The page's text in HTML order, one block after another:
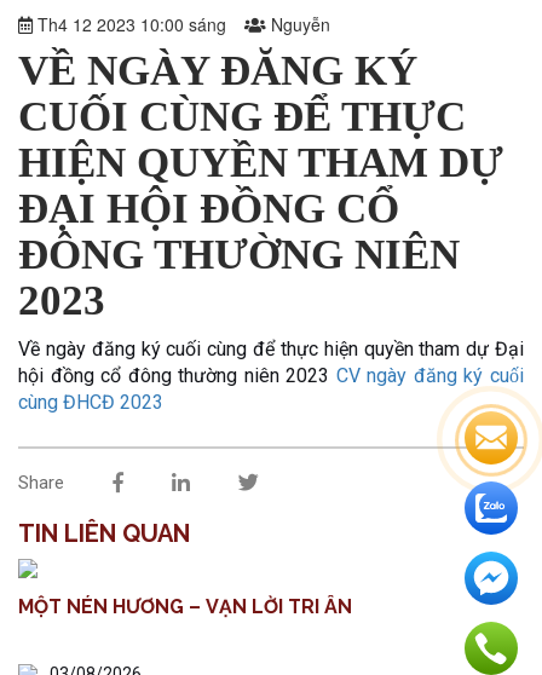
Th4 12 2023 10:00 sáng Nguyễn
VỀ NGÀY ĐĂNG KÝ
CUỐI CÙNG ĐỂ THỰC
HIỆN QUYỀN THAM DỰ
ĐẠI HỘI ĐỒNG CỔ
ĐÔNG THƯỜNG NIÊN
2023
Về ngày đăng ký cuối cùng để thực hiện quyền tham dự Đại
hội đồng cổ đông thường niên 2023 CV ngày đăng ký cuối
cùng ĐHCĐ 2023
Share
TIN LIÊN QUAN
MỘT NÉN HƯƠNG – VẠN LỜI TRI ÂN